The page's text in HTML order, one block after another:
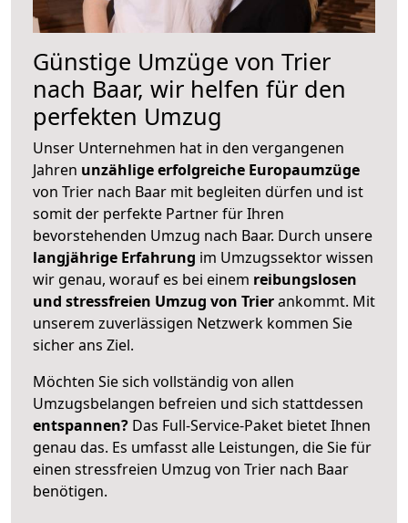
Günstige Umzüge von Trier
nach Baar, wir helfen für den
perfekten Umzug
Unser Unternehmen hat in den vergangenen
Jahren unzählige erfolgreiche Europaumzüge
von Trier nach Baar mit begleiten dürfen und ist
somit der perfekte Partner für Ihren
bevorstehenden Umzug nach Baar. Durch unsere
langjährige Erfahrung im Umzugssektor wissen
wir genau, worauf es bei einem reibungslosen
und stressfreien Umzug von Trierankommt. Mit
unserem zuverlässigen Netzwerk kommen Sie
sicher ans Ziel.
Möchten Sie sich vollständig von allen
Umzugsbelangen befreien und sich stattdessen
entspannen? Das Full-Service-Paket bietet Ihnen
genau das. Es umfasst alle Leistungen, die Sie für
einen stressfreien Umzug von Trier nach Baar
benötigen.